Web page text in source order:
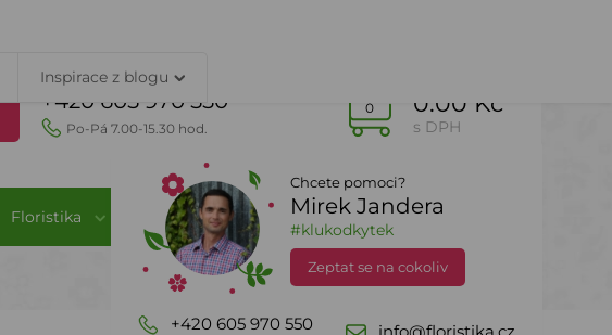
+420 605 970 550
Po-Pá 7.00-15.30 hod.
0 0.00 Kč
s DPH
Floristika Dle sezony DealZone
Inspirace z blogu
Chcete pomoci?
Mirek Jandera
#klukodkytek
Zeptat se na cokoliv
+420 605 970 550 info@floristika.cz